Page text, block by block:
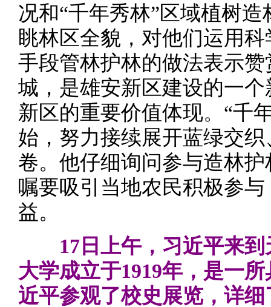
况和“千年秀林”区域植树
眺林区全貌，对他们运用
手段管林护林的做法表示
城，是雄安新区建设的一
新区的重要价值体现。“千
始，努力接续展开蓝绿交
卷。他仔细询问参与造林
嘱要吸引当地农民积极参
益。
17日上午，习近平来
大学成立于1919年，是一
近平参观了校史展览，详